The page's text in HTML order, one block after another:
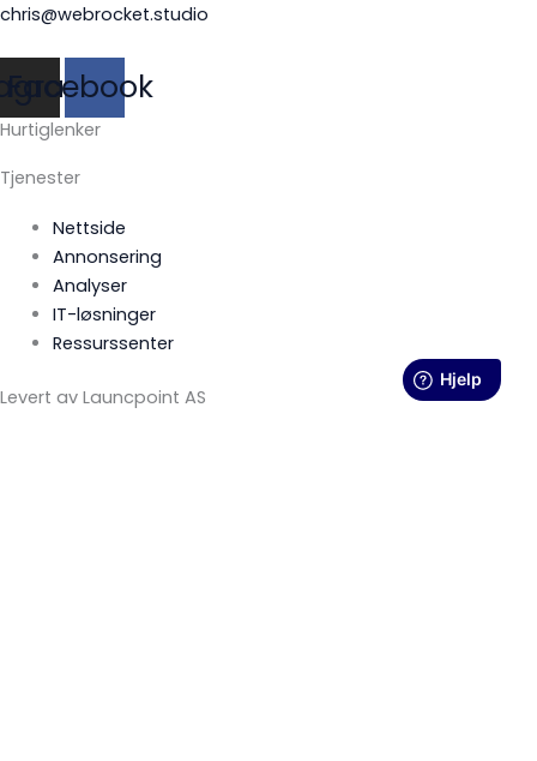
chris@webrocket.studio
Facebook
Hurtiglenker
Tjenester
Nettside
Annonsering
Analyser
IT-løsninger
Ressurssenter
Levert av Launcpoint AS